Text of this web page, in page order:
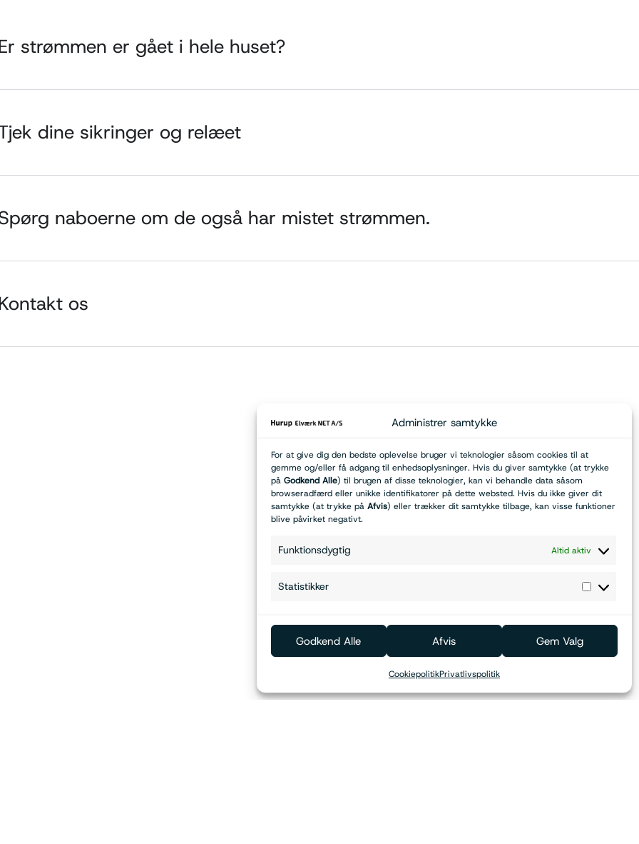
Administrer samtykke
For at give dig den bedste oplevelse bruger vi teknologier såsom cookies til at
gemme og/eller få adgang til enhedsoplysninger. Hvis du giver samtykke (at trykke
på Godkend Alle) til brugen af disse teknologier, kan vi behandle data såsom
browseradfærd eller unikke identifikatorer på dette websted. Hvis du ikke giver dit
samtykke (at trykke på Afvis) eller trækker dit samtykke tilbage, kan visse funktioner
blive påvirket negativt.
Funktionsdygtig Altid aktiv
Statistikker
Godkend Alle Afvis Gem Valg
CookiepolitikPrivatlivspolitik
strømmen er gået i hele huset?
dine sikringer og relæet
naboerne om de også har mistet strømmen.
os